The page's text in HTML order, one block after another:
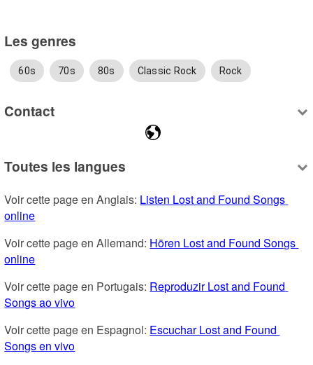
Les genres
60s 70s 80s Classic Rock Rock
Contact
Toutes les langues
Voir cette page en Anglais: Listen Lost and Found Songs
online
Voir cette page en Allemand: Hören Lost and Found Songs
online
Voir cette page en Portugais: Reproduzir Lost and Found
Songs ao vivo
Voir cette page en Espagnol: Escuchar Lost and Found
Songs en vivo